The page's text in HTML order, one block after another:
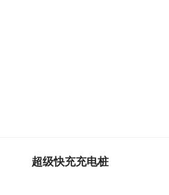
超级快充充电桩